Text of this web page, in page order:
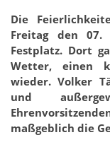
Die
Freitag den
Festplatz. Dort
Wetter, einen
wieder. Volker
und
maßgeblich die